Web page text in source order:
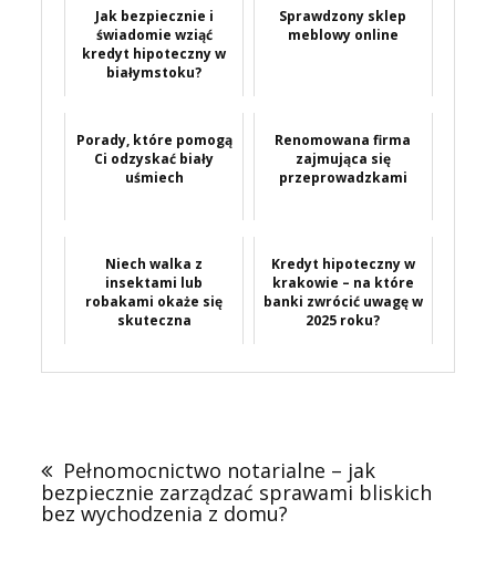
Jak bezpiecznie i
świadomie wziąć
kredyt hipoteczny w
białymstoku?
Sprawdzony sklep
meblowy online
Porady, które pomogą
Ci odzyskać biały
uśmiech
Renomowana firma
zajmująca się
przeprowadzkami
Niech walka z
insektami lub
robakami okaże się
skuteczna
Kredyt hipoteczny w
krakowie – na które
banki zwrócić uwagę w
2025 roku?
wpisu
Pełnomocnictwo notarialne – jak
bezpiecznie zarządzać sprawami bliskich
bez wychodzenia z domu?